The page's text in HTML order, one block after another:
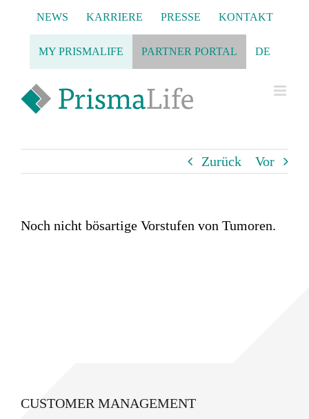
springen
NEWS KARRIERE PRESSE KONTAKT
MY PRISMALIFE PARTNER PORTAL DE
Zurück Vor
Noch nicht bösartige Vorstufen von Tumoren.
CUSTOMER MANAGEMENT